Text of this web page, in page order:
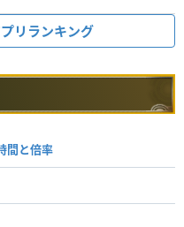
リランキング
間と倍率